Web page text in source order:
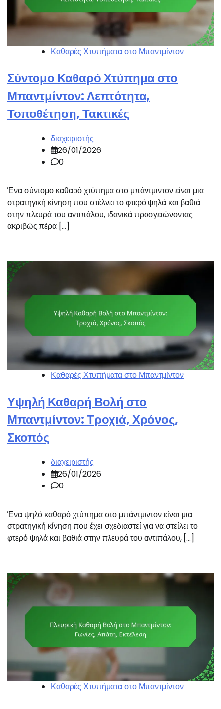
Καθαρές Χτυπήματα στο Μπαντμίντον
Σύντομο Καθαρό Χτύπημα στο
Μπαντμίντον: Λεπτότητα,
Τοποθέτηση, Τακτικές
διαχειριστής
26/01/2026
0
Ένα σύντομο καθαρό χτύπημα στο μπάντμιντον είναι μια
στρατηγική κίνηση που στέλνει το φτερό ψηλά και βαθιά
στην πλευρά του αντιπάλου, ιδανικά προσγειώνοντας
ακριβώς πέρα […]
Καθαρές Χτυπήματα στο Μπαντμίντον
Υψηλή Καθαρή Βολή στο
Μπαντμίντον: Τροχιά, Χρόνος,
Σκοπός
διαχειριστής
26/01/2026
0
Ένα ψηλό καθαρό χτύπημα στο μπάντμιντον είναι μια
στρατηγική κίνηση που έχει σχεδιαστεί για να στείλει το
φτερό ψηλά και βαθιά στην πλευρά του αντιπάλου, […]
Καθαρές Χτυπήματα στο Μπαντμίντον